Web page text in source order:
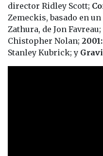
director Ridley Scott;
Zemeckis, basado en
Zathura, de Jon Favreau;
Chistopher Nolan;
Stanley Kubrick; y